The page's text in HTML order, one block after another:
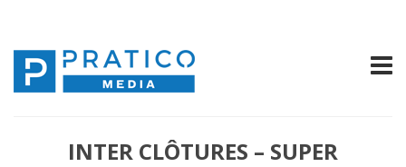
INTER CLÔTURES – SUPER